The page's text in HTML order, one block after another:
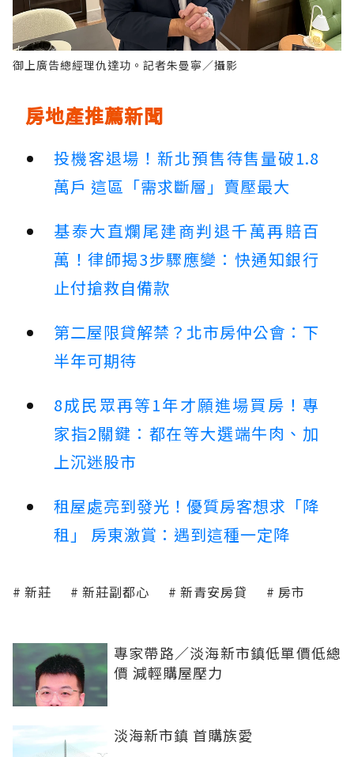
御上廣告總經理仇達功。記者朱曼寧／攝影
房地產推薦新聞
投機客退場！新北預售待售量破1.8
萬戶 這區「需求斷層」賣壓最大
基泰大直爛尾建商判退千萬再賠百
萬！律師揭3步驟應變：快通知銀行
止付搶救自備款
第二屋限貸解禁？北市房仲公會：下
半年可期待
8成民眾再等1年才願進場買房！專
家指2關鍵：都在等大選端牛肉、加
上沉迷股市
租屋處亮到發光！優質房客想求「降
租」 房東激賞：遇到這種一定降
新莊 新莊副都心 新青安房貸 房市
專家帶路／淡海新市鎮低單價低總
價 減輕購屋壓力
淡海新市鎮 首購族愛